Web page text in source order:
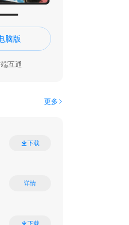
脑版
互通
更多
下载
详情
下载